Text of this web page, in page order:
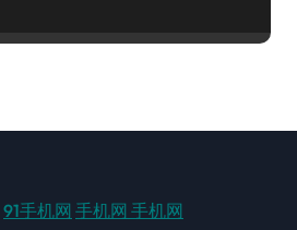
91手机网 手机网 手机网